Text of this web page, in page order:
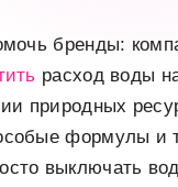
бренды:
расход воды
природных
формулы и
выключать